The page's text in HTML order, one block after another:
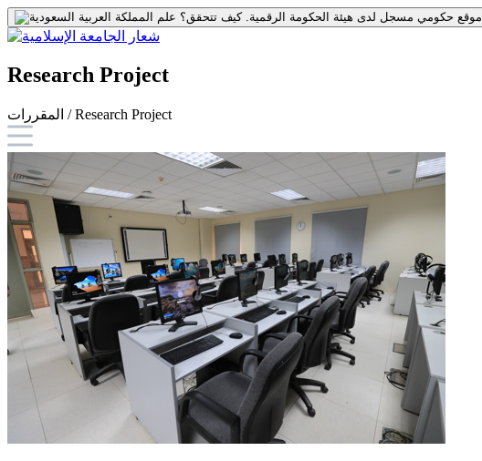
موقع حكومي مسجل لدى هيئة الحكومة الرقمية.كيف تتحقق؟
Research Project
المقررات / Research Project